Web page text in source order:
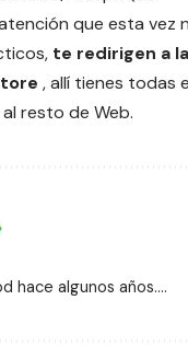
que esta vez
te redirigen a
, allí tienes todas
resto de Web.
hace algunos años....